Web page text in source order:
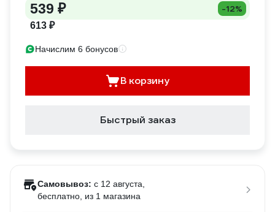
539 ₽ -12%
613 ₽
Начислим 6 бонусов
В корзину
Быстрый заказ
Самовывоз: c 12 августа,
бесплатно , из 1 магазина